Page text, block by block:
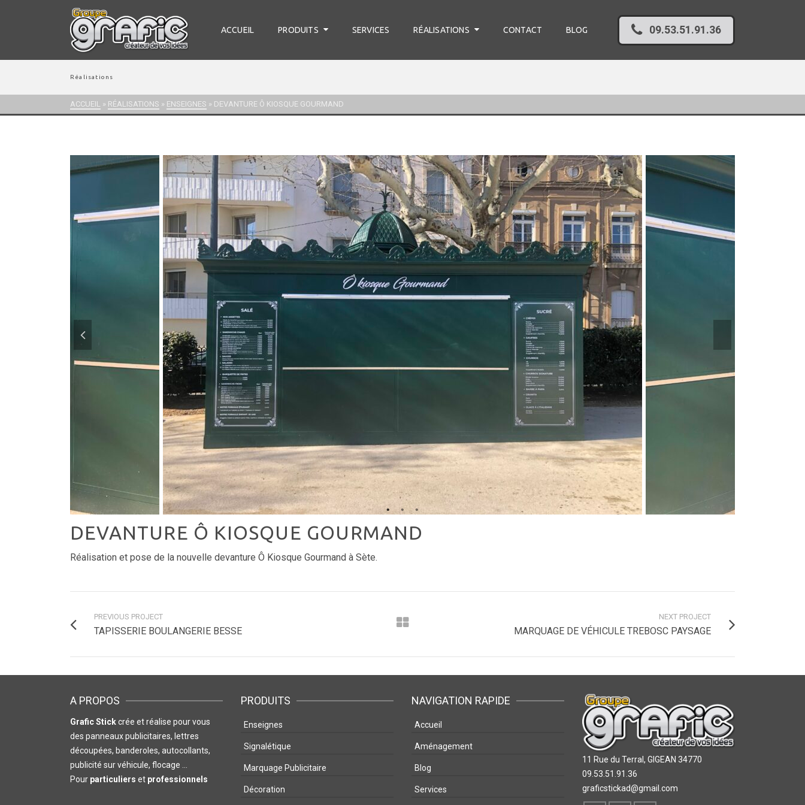
ACCUEIL PRODUITS SERVICES RÉALISATIONS CONTACT BLOG 09.53.51.91.36
Réalisations
ACCUEIL » RÉALISATIONS » ENSEIGNES » DEVANTURE Ô KIOSQUE GOURMAND
DEVANTURE Ô KIOSQUE GOURMAND
Réalisation et pose de la nouvelle devanture Ô Kiosque Gourmand à Sète.
PREVIOUS PROJECT
TAPISSERIE BOULANGERIE BESSE
NEXT PROJECT
MARQUAGE DE VÉHICULE TREBOSC PAYSAGE
A PROPOS
Grafic Stickcrée et réalise pour vous
des panneaux publicitaires, lettres
découpées, banderoles, autocollants,
publicité sur véhicule, flocage …
Pour particuliers et professionnels
PRODUITS
Enseignes
Signalétique
Marquage Publicitaire
Décoration
NAVIGATION RAPIDE
Accueil
Aménagement
Blog
Services
11 Rue du Terral, GIGEAN 34770
09.53.51.91.36
graficstickad@gmail.com